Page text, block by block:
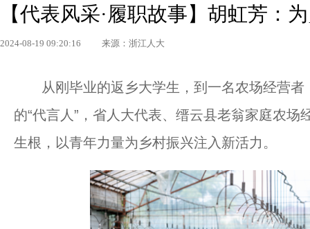
【代表风采·履职故事】胡虹芳：
2024-08-19 09:20:16 来源：浙江人大
从刚毕业的返乡大学生，到一名农场经营者
的“代言人”，省人大代表、缙云县老翁家庭农
生根，以青年力量为乡村振兴注入新活力。